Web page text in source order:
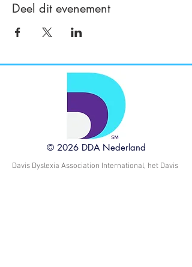
Deel dit evenement
© 2026 DDA Nederland
Davis Dyslexia Association International, het Davis